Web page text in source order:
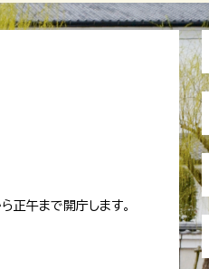
午まで開庁します。